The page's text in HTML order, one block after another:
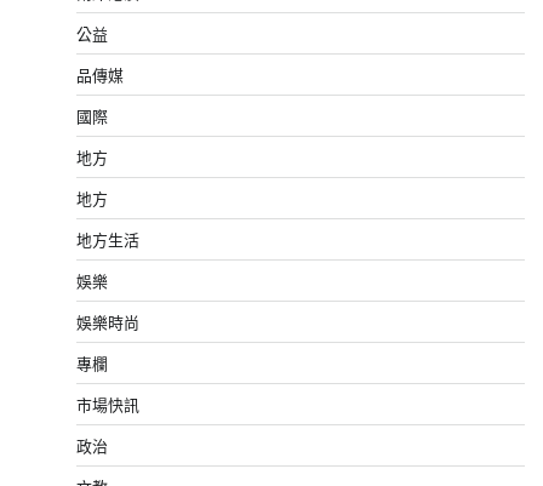
公益
品傳媒
國際
地方
地方
地方生活
娛樂
娛樂時尚
專欄
市場快訊
政治